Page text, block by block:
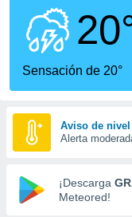
para
que se
calidad.
a este
las
y
forma
digital
basada
Sensación de 20°
Aviso de
Alerta
¡Descarga
Meteored!